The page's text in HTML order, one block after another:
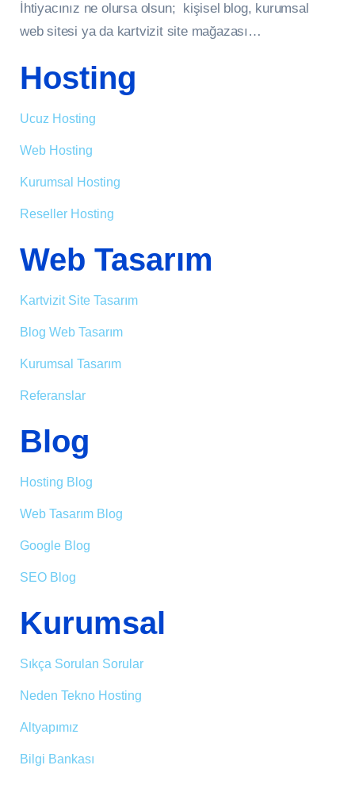
İhtiyacınız ne olursa olsun; kişisel blog, kurumsal
web sitesi ya da kartvizit site mağazası…
Hosting
Ucuz Hosting
Web Hosting
Kurumsal Hosting
Reseller Hosting
Web Tasarım
Kartvizit Site Tasarım
Blog Web Tasarım
Kurumsal Tasarım
Referanslar
Blog
Hosting Blog
Web Tasarım Blog
Google Blog
SEO Blog
Kurumsal
Sıkça Sorulan Sorular
Neden Tekno Hosting
Altyapımız
Bilgi Bankası